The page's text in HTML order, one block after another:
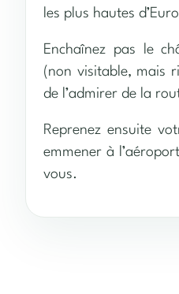
les plus hautes
Enchaînez pas le
(non visitable, mais
de l’admirer de la
Reprenez ensuite
emmener à
vous.